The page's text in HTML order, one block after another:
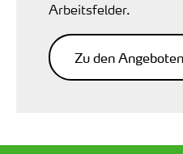
Arbeitsfelder.
Zu den Angeboten